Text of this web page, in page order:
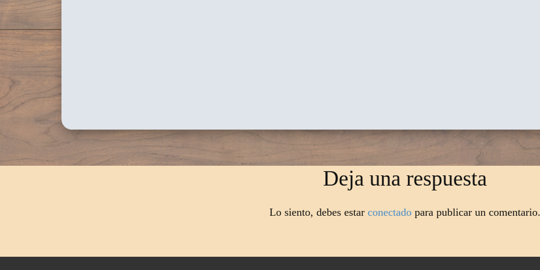
Deja una respuesta
Lo siento, debes estar conectado para publicar un comentario.